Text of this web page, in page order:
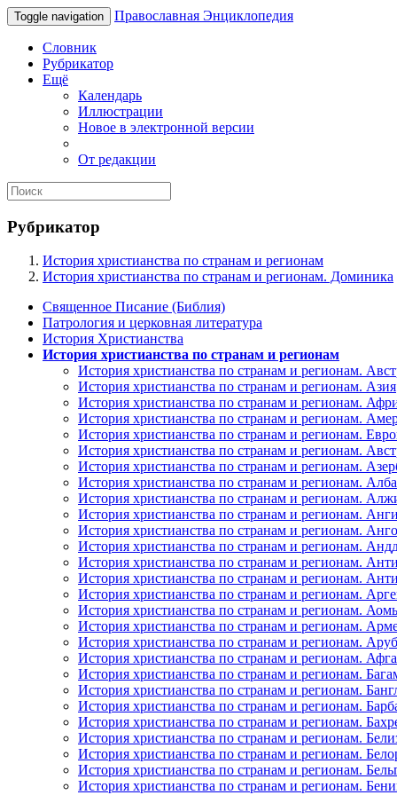
Toggle navigation Православная Энциклопедия
Словник
Рубрикатор
Ещё
Календарь
Иллюстрации
Новое в электронной версии
От редакции
Рубрикатор
История христианства по странам и регионам
История христианства по странам и регионам. Доминика
Священное Писание (Библия)
Патрология и церковная литература
История Христианства
История христианства по странам и регионам
История христианства по странам и регионам.
История христианства по странам и регионам. Азия
История христианства по странам и регионам.
История христианства по странам и регионам.
История христианства по странам и регионам.
История христианства по странам и регионам.
История христианства по странам и регионам.
История христианства по странам и регионам.
История христианства по странам и регионам.
История христианства по странам и регионам.
История христианства по странам и регионам.
История христианства по странам и регионам.
История христианства по странам и регионам.
История христианства по странам и регионам.
История христианства по странам и регионам.
История христианства по странам и регионам.
История христианства по странам и регионам.
История христианства по странам и регионам.
История христианства по странам и регионам.
История христианства по странам и регионам.
История христианства по странам и регионам.
История христианства по странам и регионам.
История христианства по странам и регионам.
История христианства по странам и регионам.
История христианства по странам и регионам.
История христианства по странам и регионам.
История христианства по странам и регионам.